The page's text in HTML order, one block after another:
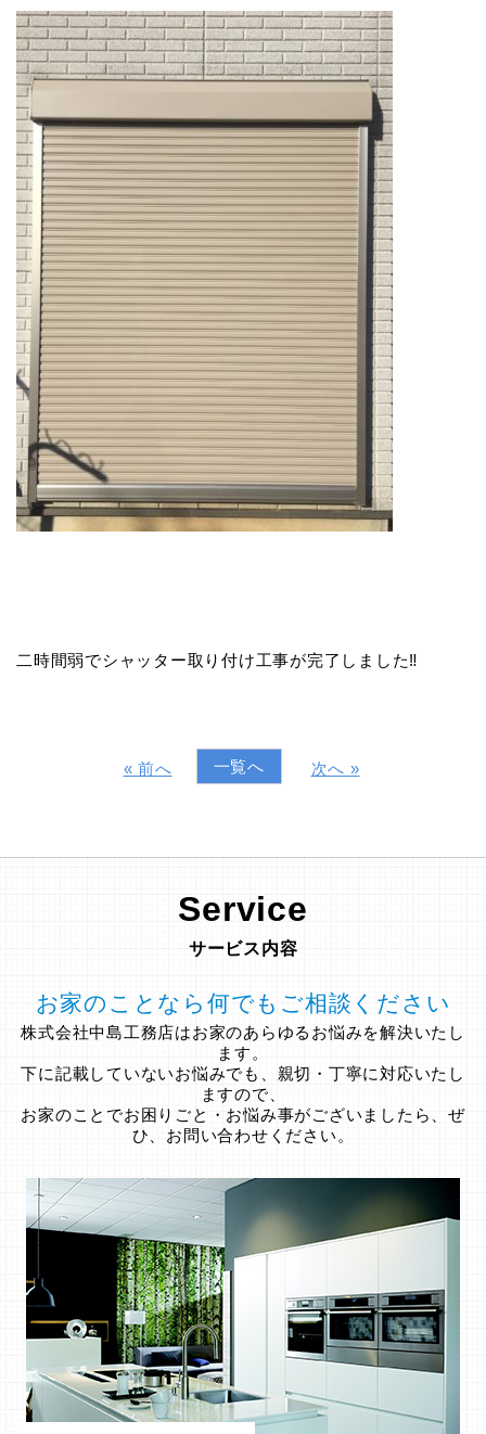
二時間弱でシャッター取り付け工事が完了しました‼️
« 前へ 一覧へ 次へ »
Service
サービス内容
お家のことなら何でもご相談ください
株式会社中島工務店はお家のあらゆるお悩みを解決いたし
ます。
下に記載していないお悩みでも、親切・丁寧に対応いたし
ますので、
お家のことでお困りごと・お悩み事がございましたら、ぜ
ひ、お問い合わせください。